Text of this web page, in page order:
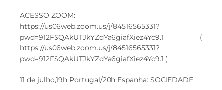
ACESSO ZOOM:
https://us06web.zoom.us/j/84516565331?
pwd=912FSQAkUTJkYZdYa6giafXiez4Yc9.1 (
https://us06web.zoom.us/j/84516565331?
pwd=912FSQAkUTJkYZdYa6giafXiez4Yc9.1 )
11 de julho,19h Portugal/20h Espanha: SOCIEDADE